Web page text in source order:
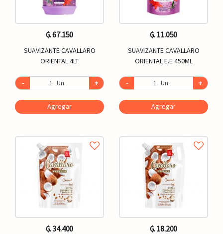
₲. 67.150
SUAVIZANTE CAVALLARO
ORIENTAL 4LT
- Un. +
Agregar
₲. 11.050
SUAVIZANTE CAVALLARO
ORIENTAL E.E 450ML
- Un. +
Agregar
₲. 34.400 ₲. 18.200